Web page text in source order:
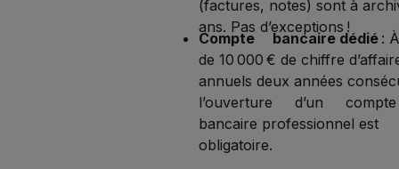
(factures, notes) sont à
ans. Pas d’exceptions !
Compte bancaire dédié:
de 10 000 € de chiffre
annuels deux années
l’ouverture d’un compte
bancaire professionnel est
obligatoire.